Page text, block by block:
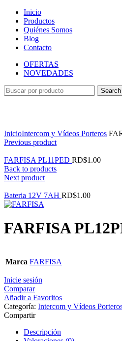
Inicio
Productos
Quiénes Somos
Blog
Contacto
OFERTAS
NOVEDADES
Search
InicioIntercom y Vídeos Porteros
Previous product
FARFISA PL11PED RD$1.00
Back to products
Next product
Bateria 12V 7AH RD$1.00
FARFISA
Marca FARFISA
Inicie sesión
Comparar
Añadir a Favoritos
Categoría: Intercom y Vídeos
Compartir
Descripción